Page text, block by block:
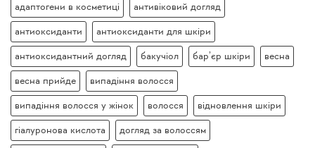
адаптогени в косметиці антивіковий догляд
антиоксиданти антиоксиданти для шкіри
антиоксидантний догляд бакучіол бар’єр шкіри весна
весна прийде випадіння волосся
випадіння волосся у жінок волосся відновлення шкіри
гіалуронова кислота догляд за волоссям